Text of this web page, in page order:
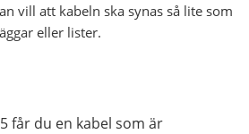
vill att kabeln ska synas så lite som
eller lister.
får du en kabel som är